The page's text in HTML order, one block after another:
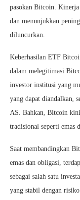
pasokan Bitcoin.
dan menunjukkan
diluncurkan.
Keberhasilan ETF
dalam melegitimasi
investor institusi yang
yang dapat diandalkan,
AS. Bahkan, Bitcoin kini
tradisional seperti emas
Saat membandingkan
emas dan obligasi,
sebagai salah satu
yang stabil dengan